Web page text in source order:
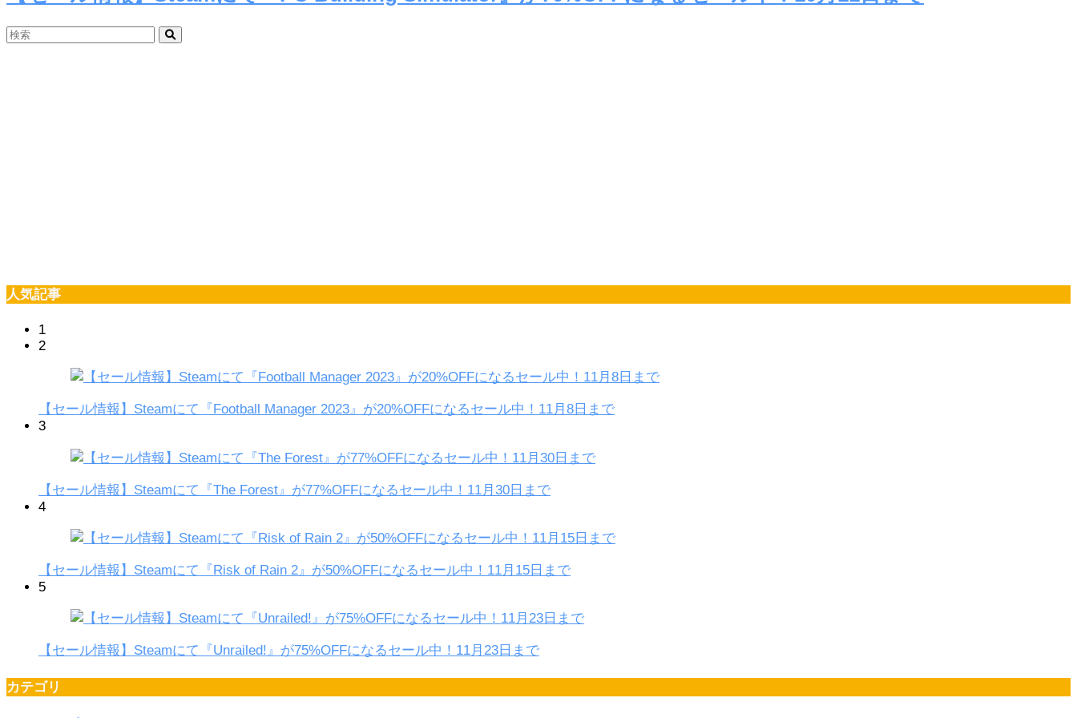
人気記事
1
2
【セール情報】Steamにて『Football Manager 2023』が20%OFFになるセール中！11月8日まで
3
【セール情報】Steamにて『The Forest』が77%OFFになるセール中！11月30日まで
4
【セール情報】Steamにて『Risk of Rain 2』が50%OFFになるセール中！11月15日まで
5
【セール情報】Steamにて『Unrailed!』が75%OFFになるセール中！11月23日まで
カテゴリ